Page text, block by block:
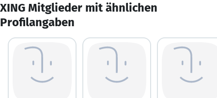
XING Mitglieder mit ähnlichen
Profilangaben